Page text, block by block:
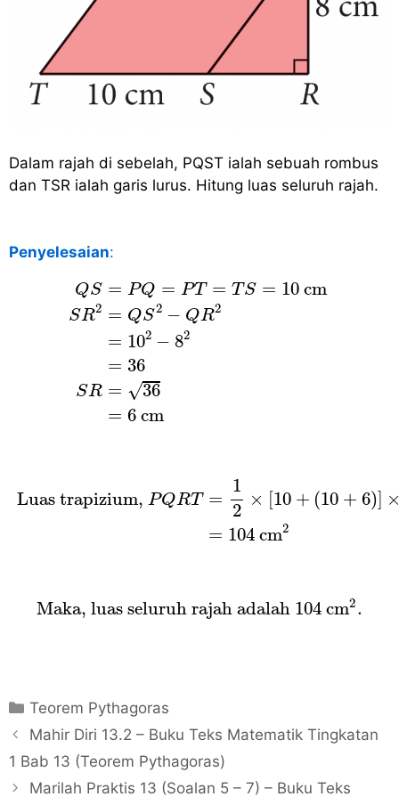
Dalam rajah di sebelah, PQST ialah sebuah rombus
dan TSR ialah garis lurus. Hitung luas seluruh rajah.
Penyelesaian:
QS = PQ = PT = T S = 10 cm
SR2 = QS2 − QR2
= 102 − 82
= 36
SR = √36
= 6 cm
QS = =PT TS= 10 cm R2
Luas trapizium, PQRT =
1
2
× [10 + (10 + 6)]
= 104 cm2
2×
Maka, luas seluruh rajah adalah 104 cm2.
Maka, luas seluruh rajah adalah 104
C
a
e
g
Teorem Pythagoras
P
o
Mahir Diri 13.2 – Buku Teks Matematik Tingkatan
1 Bab 13 (Teorem Pythagoras)
Marilah Praktis 13 (Soalan 5 – 7) – Buku Teks